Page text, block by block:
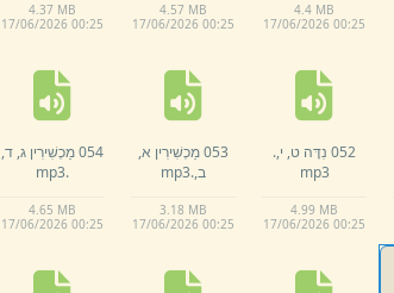
4.4 MB
17/06/2026 00:25
4.57 MB
17/06/2026 00:25
4.37 MB
17/06/2026 00:25
052 נִדָּה ט, י,.
mp3
4.99 MB
17/06/2026 00:25
053 מַכְשִׁירִין א,
ב,.
mp3
3.18 MB
17/06/2026 00:25
054 מַכְשִׁירִין ג,
ד,
.
mp3
4.65 MB
17/06/2026 00:25